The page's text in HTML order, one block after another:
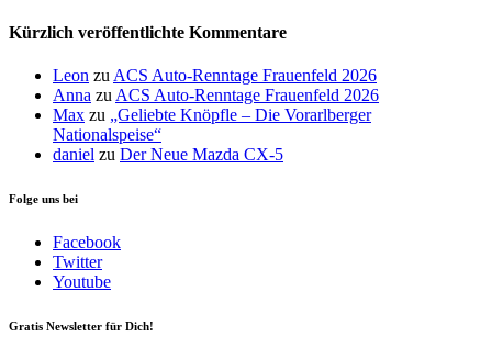
Kürzlich veröffentlichte Kommentare
Leon zu ACS Auto-Renntage Frauenfeld 2026
Anna zu ACS Auto-Renntage Frauenfeld 2026
Max zu „Geliebte Knöpfle – Die Vorarlberger
Nationalspeise“
daniel zu Der Neue Mazda CX-5
Folge uns bei
Facebook
Twitter
Youtube
Gratis Newsletter für Dich!